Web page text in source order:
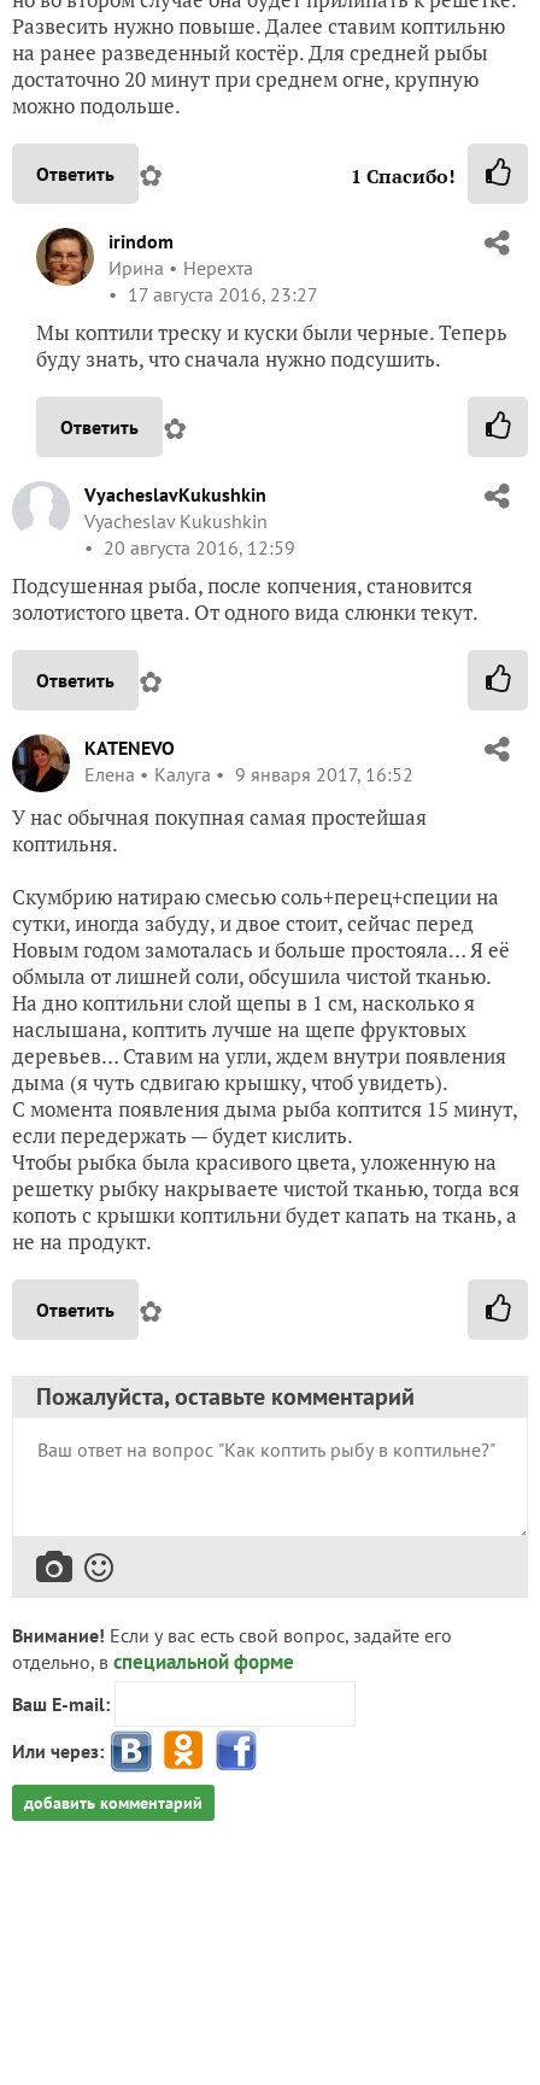
Развесить нужно повыше. Далее ставим коптильню
на ранее разведенный костёр. Для средней рыбы
достаточно 20 минут при среднем огне, крупную
можно подольше.
Ответить ✿ 1 Спасибо!
irindom
Ирина
Нерехта
17 августа 2016, 23:27
Мы коптили треску и куски были черные. Теперь
буду знать, что сначала нужно подсушить.
Ответить ✿
VyacheslavKukushkin
Vyacheslav Kukushkin
20 августа 2016, 12:59
Подсушенная рыба, после копчения, становится
золотистого цвета. От одного вида слюнки текут.
Ответить ✿
KATENEVO
Елена
Калуга 9 января 2017, 16:52
У нас обычная покупная самая простейшая
коптильня.
Скумбрию натираю смесью соль+перец+специи на
сутки, иногда забуду, и двое стоит, сейчас перед
Новым годом замоталась и больше простояла… Я её
обмыла от лишней соли, обсушила чистой тканью.
На дно коптильни слой щепы в 1 см, насколько я
наслышана, коптить лучше на щепе фруктовых
деревьев… Ставим на угли, ждем внутри появления
дыма (я чуть сдвигаю крышку, чтоб увидеть).
С момента появления дыма рыба коптится 15 минут,
если передержать — будет кислить.
Чтобы рыбка была красивого цвета, уложенную на
решетку рыбку накрываете чистой тканью, тогда вся
копоть с крышки коптильни будет капать на ткань, а
не на продукт.
Ответить ✿
Пожалуйста, оставьте комментарий
Внимание! Если у вас есть свой вопрос, задайте его
отдельно, в специальной форме
Ваш E-mail:
Или через:
добавить комментарий